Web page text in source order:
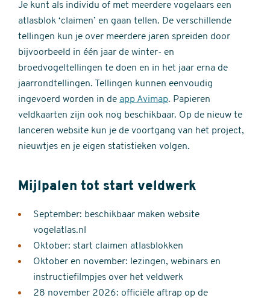
Je kunt als individu of met meerdere vogelaars een
atlasblok ‘claimen’ en gaan tellen. De verschillende
tellingen kun je over meerdere jaren spreiden door
bijvoorbeeld in één jaar de winter- en
broedvogeltellingen te doen en in het jaar erna de
jaarrondtellingen. Tellingen kunnen eenvoudig
ingevoerd worden in de app Avimap. Papieren
veldkaarten zijn ook nog beschikbaar. Op de nieuw te
lanceren website kun je de voortgang van het project,
nieuwtjes en je eigen statistieken volgen.
Mijlpalen tot start veldwerk
September: beschikbaar maken website
vogelatlas.nl
Oktober: start claimen atlasblokken
Oktober en november: lezingen, webinars en
instructiefilmpjes over het veldwerk
28 november 2026: officiële aftrap op de